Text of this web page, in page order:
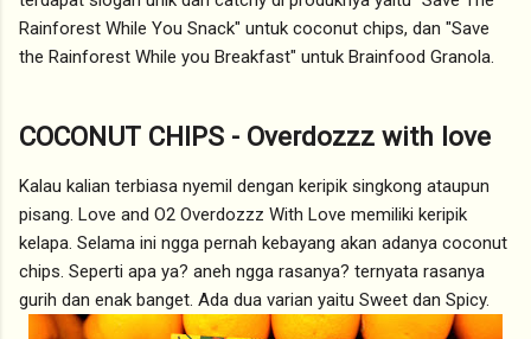
Rainforest While You Snack" untuk coconut chips, dan "Save
the Rainforest While you Breakfast" untuk Brainfood Granola.
COCONUT CHIPS - Overdozzz with love
Kalau kalian terbiasa nyemil dengan keripik singkong ataupun
pisang. Love and O2 Overdozzz With Love memiliki keripik
kelapa. Selama ini ngga pernah kebayang akan adanya coconut
chips. Seperti apa ya? aneh ngga rasanya? ternyata rasanya
gurih dan enak banget. Ada dua varian yaitu Sweet dan Spicy.